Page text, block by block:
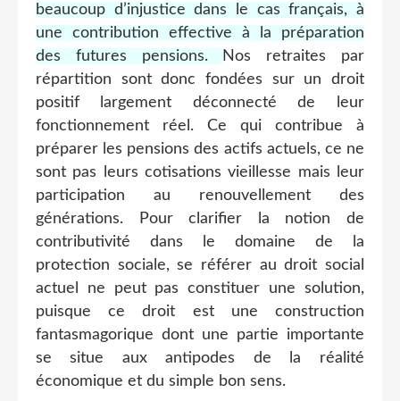
beaucoup d’injustice dans le cas français, à
une contribution effective à la préparation
des futures pensions.
Nos retraites par
répartition sont donc fondées sur un droit
positif largement déconnecté de leur
fonctionnement réel. Ce qui contribue à
préparer les pensions des actifs actuels, ce ne
sont pas leurs cotisations vieillesse mais leur
participation au renouvellement des
générations. Pour clarifier la notion de
contributivité dans le domaine de la
protection sociale, se référer au droit social
actuel ne peut pas constituer une solution,
puisque ce droit est une construction
fantasmagorique dont une partie importante
se situe aux antipodes de la réalité
économique et du simple bon sens.